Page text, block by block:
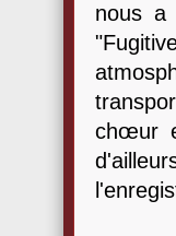
nous a
chœur